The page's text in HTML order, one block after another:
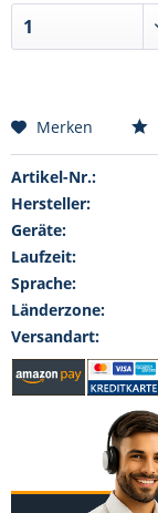
Merken
Artikel-Nr.:
Hersteller:
Geräte:
Laufzeit:
Sprache:
Länderzone:
Versandart: